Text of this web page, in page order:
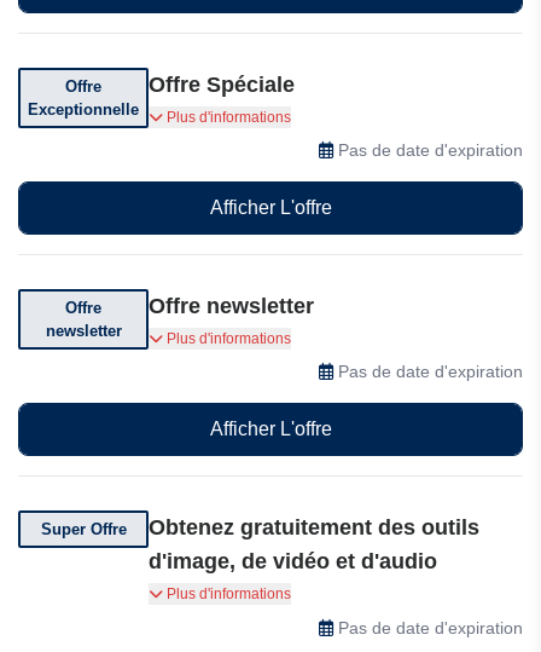
Offre
Exceptionnelle
Offre Spéciale
Obtenez un téléchargement gratuit sur
Plus d'informations
Pas de date d'expiration
Afficher L'offre
Offre
newsletter
Offre newsletter
Abonnez-vous pour recevoir des offres
Plus d'informations
Pas de date d'expiration
Afficher L'offre
Super Offre
Obtenez gratuitement des outils
d'image, de vidéo et d'audio
Obtenez gratuitement des outils d'image, de
vidéo et d'audio, notamment des convertisseurs,
des enregistreurs et bien plus encore, le tout au
Plus d'informations
Pas de date d'expiration